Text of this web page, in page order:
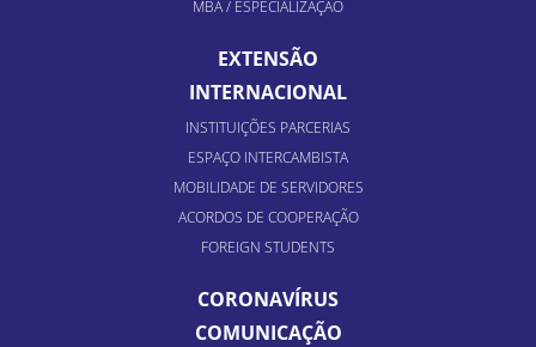
MBA / ESPECIALIZAÇÃO
EXTENSÃO
INTERNACIONAL
INSTITUIÇÕES PARCERIAS
ESPAÇO INTERCAMBISTA
MOBILIDADE DE SERVIDORES
ACORDOS DE COOPERAÇÃO
FOREIGN STUDENTS
CORONAVÍRUS
COMUNICAÇÃO